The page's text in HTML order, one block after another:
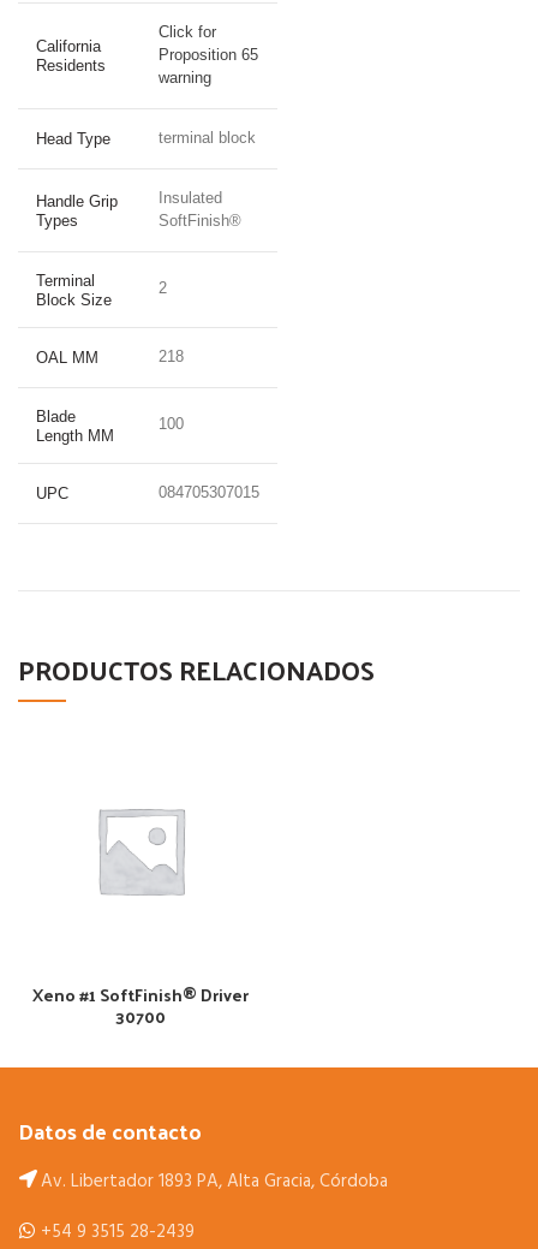
California
Residents
Click for
Proposition 65
warning
Head Type terminal block
Handle Grip
Types
Insulated
SoftFinish®
Terminal
Block Size
2
OAL MM 218
Blade
Length MM
100
UPC 084705307015
PRODUCTOS RELACIONADOS
Xeno #1 SoftFinish® Driver
30700
Datos de contacto
Av. Libertador 1893 PA, Alta Gracia, Córdoba
+54 9 3515 28-2439